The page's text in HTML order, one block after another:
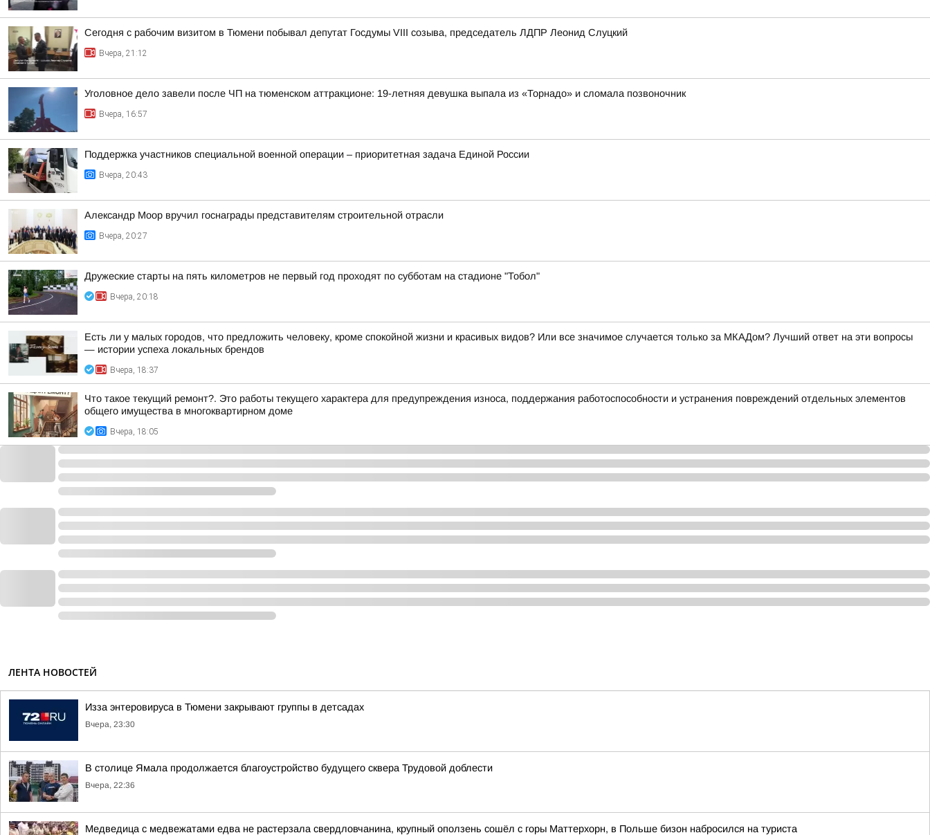
Сегодня с рабочим визитом в Тюмени побывал депутат Госдумы VIII созыва, председатель ЛДПР Леонид Слуцкий
Вчера, 21:12
Уголовное дело завели после ЧП на тюменском аттракционе: 19-летняя девушка выпала из «Торнадо» и сломала позвоночник
Вчера, 16:57
Поддержка участников специальной военной операции – приоритетная задача Единой России
Вчера, 20:43
Александр Моор вручил госнаграды представителям строительной отрасли
Вчера, 20:27
Дружеские старты на пять километров не первый год проходят по субботам на стадионе "Тобол"
Вчера, 20:18
Есть ли у малых городов, что предложить человеку, кроме спокойной жизни и красивых видов? Или все значимое случается только за МКАДом? Лучший ответ на эти вопросы
— истории успеха локальных брендов
Вчера, 18:37
Что такое текущий ремонт?. Это работы текущего характера для предупреждения износа, поддержания работоспособности и устранения повреждений отдельных элементов
общего имущества в многоквартирном доме
Вчера, 18:05
ЛЕНТА НОВОСТЕЙ
Изза энтеровируса в Тюмени закрывают группы в детсадах
Вчера, 23:30
В столице Ямала продолжается благоустройство будущего сквера Трудовой доблести
Вчера, 22:36
Медведица с медвежатами едва не растерзала свердловчанина, крупный оползень сошёл с горы Маттерхорн, в Польше бизон набросился на туриста